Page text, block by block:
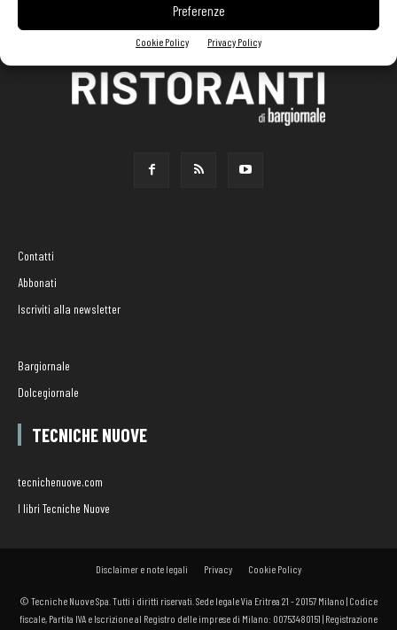
Preferenze
Cookie Policy Privacy Policy
Contatti
Abbonati
Iscriviti alla newsletter
Bargiornale
Dolcegiornale
TECNICHE NUOVE
tecnichenuove.com
I libri Tecniche Nuove
Disclaimer e note legali Privacy Cookie Policy
© Tecniche Nuove Spa. Tutti i diritti riservati. Sede legale Via Eritrea 21 - 20157 Milano | Codice
fiscale, Partita IVA e Iscrizione al Registro delle imprese di Milano: 00753480151 | Registrazione